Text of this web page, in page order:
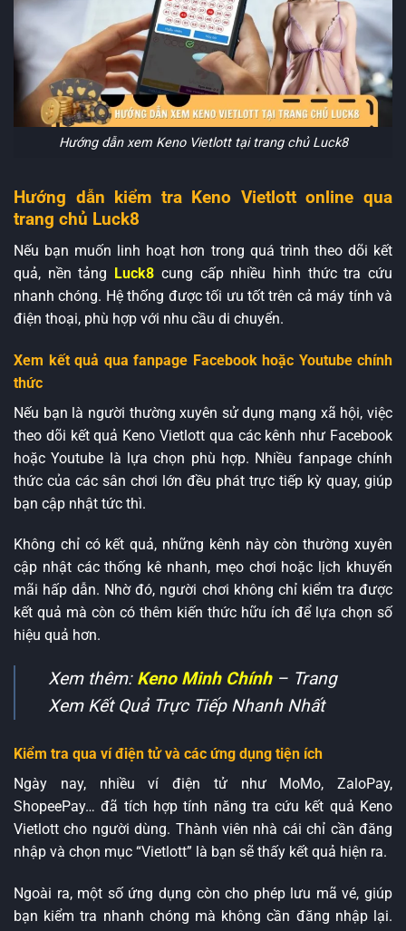
Hướng dẫn xem Keno Vietlott tại trang chủ Luck8
Hướng dẫn kiểm tra Keno Vietlott online qua
trang chủ Luck8
Nếu bạn muốn linh hoạt hơn trong quá trình theo dõi kết
quả, nền tảng Luck8 cung cấp nhiều hình thức tra cứu
nhanh chóng. Hệ thống được tối ưu tốt trên cả máy tính và
điện thoại, phù hợp với nhu cầu di chuyển.
Xem kết quả qua fanpage Facebook hoặc Youtube chính
thức
Nếu bạn là người thường xuyên sử dụng mạng xã hội, việc
theo dõi kết quả Keno Vietlott qua các kênh như Facebook
hoặc Youtube là lựa chọn phù hợp. Nhiều fanpage chính
thức của các sân chơi lớn đều phát trực tiếp kỳ quay, giúp
bạn cập nhật tức thì.
Không chỉ có kết quả, những kênh này còn thường xuyên
cập nhật các thống kê nhanh, mẹo chơi hoặc lịch khuyến
mãi hấp dẫn. Nhờ đó, người chơi không chỉ kiểm tra được
kết quả mà còn có thêm kiến thức hữu ích để lựa chọn số
hiệu quả hơn.
Xem thêm: Keno Minh Chính– Trang
Xem Kết Quả Trực Tiếp Nhanh Nhất
Kiểm tra qua ví điện tử và các ứng dụng tiện ích
Ngày nay, nhiều ví điện tử như MoMo, ZaloPay,
ShopeePay… đã tích hợp tính năng tra cứu kết quả Keno
Vietlott cho người dùng. Thành viên nhà cái chỉ cần đăng
nhập và chọn mục “Vietlott” là bạn sẽ thấy kết quả hiện ra.
Ngoài ra, một số ứng dụng còn cho phép lưu mã vé, giúp
bạn kiểm tra nhanh chóng mà không cần đăng nhập lại.